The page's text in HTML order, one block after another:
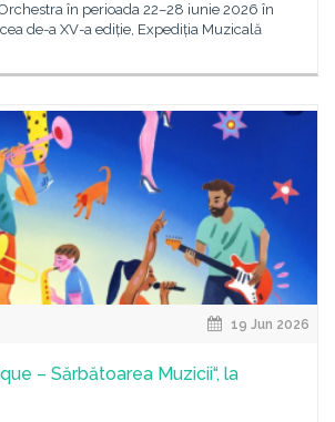
în perioada 22–28 iunie 2026 în
de-a XV-a ediție, Expediția Muzicală
19 Jun 2026
– Sărbătoarea Muzicii“, la